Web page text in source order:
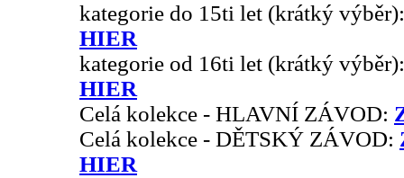
kategorie do 15ti let (krátký
HIER
kategorie od 16ti let (krátký
HIER
Celá kolekce - HLAVNÍ ZÁVOD:
Celá kolekce - DĚTSKÝ ZÁVOD:
HIER